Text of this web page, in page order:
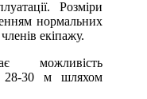
Розміри
нормальних
екіпажу.
можливість
28-30 м шляхом